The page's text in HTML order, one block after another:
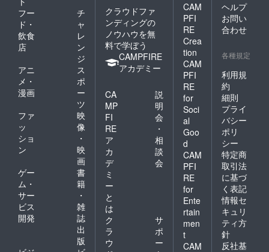
ero公式
HPにお
名前掲
載（希
み）
eの“香
りの世
界”に、
あなた
が一番
乗り。
クラ
ファン
限定の
この機
会に、
特別な
灯りを
お迎え
くださ
パティ
スリー
ベーカ
リーク
サン
キャン
ドルギ
フト
（ミニ3
個） ・
オリジ
ナルポ
スト
カード
・実行
者から
のお礼
のお手
紙 ・
Corom
ero公式
HPにお
名前掲
載（希
望者の
フー
ド・
飲食
店
チ
ャ
レ
ン
ジ
アニ
メ・
漫画
ス
ポ
ー
ツ
ファ
ッ
ショ
ン
映
像
・
映
画
ゲー
ム・
サー
ビス
開発
書
籍
・
雑
誌
出
版
クラウドファ
ンディングの
ノウハウを無
料で学ぼう
CAMPFIRE
アカデミー
CA
MP
FI
RE
ア
カ
デ
ミ
ー
と
は
説
明
会
・
相
談
会
ク
ラ
ウ
サ
ポ
ー
CAM
PFI
RE
Crea
tion
CAM
PFI
RE
for
Soci
al
Goo
d
CAM
PFI
RE
for
Ente
rtain
men
t
CAM
ヘルプ
お問い
合わせ
各種規定
利用規
約
細則
プライ
バシー
ポリ
シー
特定商
取引法
に基づ
く表記
情報セ
キュリ
ティ方
針
反社基